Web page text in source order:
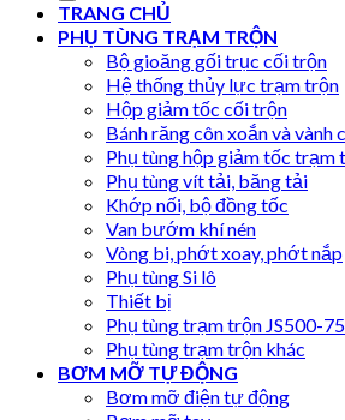
TRANG CHỦ
PHỤ TÙNG TRẠM TRỘN
Bộ gioăng gối trục cối trộn
Hệ thống thủy lực trạm trộn
Hộp giảm tốc cối trộn
Bánh răng côn xoắn và vành
Phụ tùng hộp giảm tốc trạm
Phụ tùng vít tải, băng tải
Khớp nối, bộ đồng tốc
Van bướm khí nén
Vòng bi, phớt xoay, phớt nắp
Phụ tùng Si lô
Thiết bị
Phụ tùng trạm trộn JS500-
Phụ tùng trạm trộn khác
BƠM MỠ TỰ ĐỘNG
Bơm mỡ điện tự động